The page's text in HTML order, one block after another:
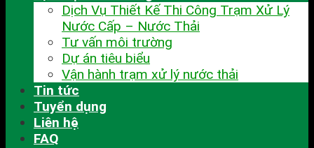
Dịch Vụ Thiết Kế Thi Công Trạm Xử Lý
Nước Cấp – Nước Thải
Tư vấn môi trường
Dự án tiêu biểu
Vận hành trạm xử lý nước thải
Tin tức
Tuyển dụng
Liên hệ
FAQ